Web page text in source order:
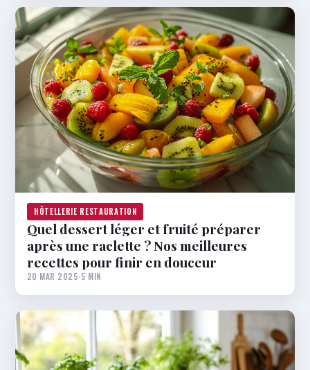
HÔTELLERIE RESTAURATION
Quel dessert léger et fruité préparer
après une raclette ? Nos meilleures
recettes pour finir en douceur
20 MAR 2025·5 MIN